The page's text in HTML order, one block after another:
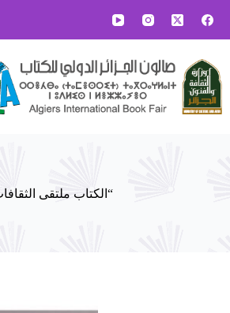
المحتوى
“الكتاب ملتقى